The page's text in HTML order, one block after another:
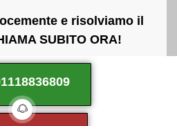
e risolviamo il
SUBITO ORA!